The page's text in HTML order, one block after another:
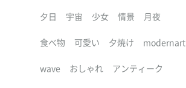
夕日 宇宙 少女 情景 月夜
食べ物 可愛い 夕焼け modernart
wave おしゃれ アンティーク